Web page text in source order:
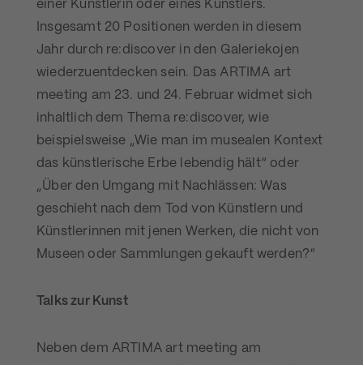
einer Künstlerin oder eines Künstlers.
Insgesamt 20 Positionen werden in diesem
Jahr durch re:discover in den Galeriekojen
wiederzuentdecken sein. Das ARTIMA art
meeting am 23. und 24. Februar widmet sich
inhaltlich dem Thema re:discover, wie
beispielsweise „Wie man im musealen Kontext
das künstlerische Erbe lebendig hält“ oder
„Über den Umgang mit Nachlässen: Was
geschieht nach dem Tod von Künstlern und
Künstlerinnen mit jenen Werken, die nicht von
Museen oder Sammlungen gekauft werden?“
Talks zur Kunst
Neben dem ARTIMA art meeting am